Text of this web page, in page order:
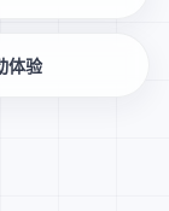
体验